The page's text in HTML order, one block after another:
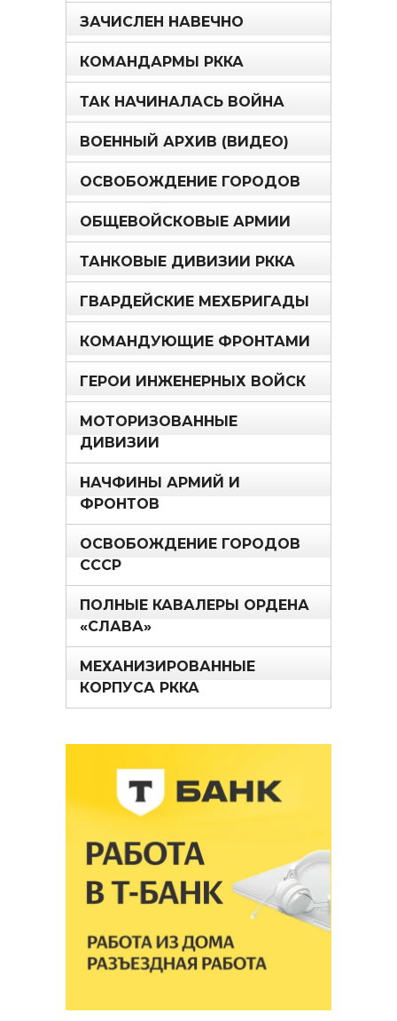
ЗАЧИСЛЕН НАВЕЧНО
КОМАНДАРМЫ РККА
ТАК НАЧИНАЛАСЬ ВОЙНА
ВОЕННЫЙ АРХИВ (ВИДЕО)
ОСВОБОЖДЕНИЕ ГОРОДОВ
ОБЩЕВОЙСКОВЫЕ АРМИИ
ТАНКОВЫЕ ДИВИЗИИ РККА
ГВАРДЕЙСКИЕ МЕХБРИГАДЫ
КОМАНДУЮЩИЕ ФРОНТАМИ
ГЕРОИ ИНЖЕНЕРНЫХ ВОЙСК
МОТОРИЗОВАННЫЕ
ДИВИЗИИ
НАЧФИНЫ АРМИЙ И
ФРОНТОВ
ОСВОБОЖДЕНИЕ ГОРОДОВ
СССР
ПОЛНЫЕ КАВАЛЕРЫ ОРДЕНА
«СЛАВА»
МЕХАНИЗИРОВАННЫЕ
КОРПУСА РККА